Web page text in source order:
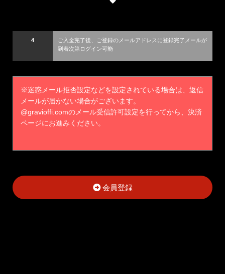
4
ご入金完了後、ご登録のメールアドレスに登録完了メールが
到着次第ログイン可能
※迷惑メール拒否設定などを設定されている場合は、返信
メールが届かない場合がございます。
@gravioffi.comのメール受信許可設定を行ってから、決済
ページにお進みください。
会員登録